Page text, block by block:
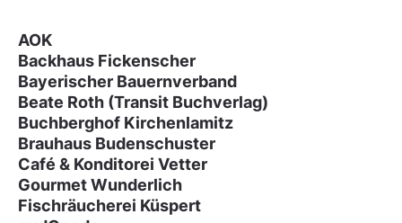
AOK
Backhaus Fickenscher
Bayerischer Bauernverband
Beate Roth (Transit Buchverlag)
Buchberghof Kirchenlamitz
Brauhaus Budenschuster
Café & Konditorei Vetter
Gourmet Wunderlich
Fischräucherei Küspert